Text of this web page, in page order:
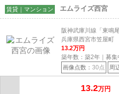
賃貸｜マンション エムライズ西宮
阪神武庫川線「東鳴
兵庫県西宮市笠屋町
13.2万円
築年数：築2年｜募集
画像点数： 30点 周
13.2万円